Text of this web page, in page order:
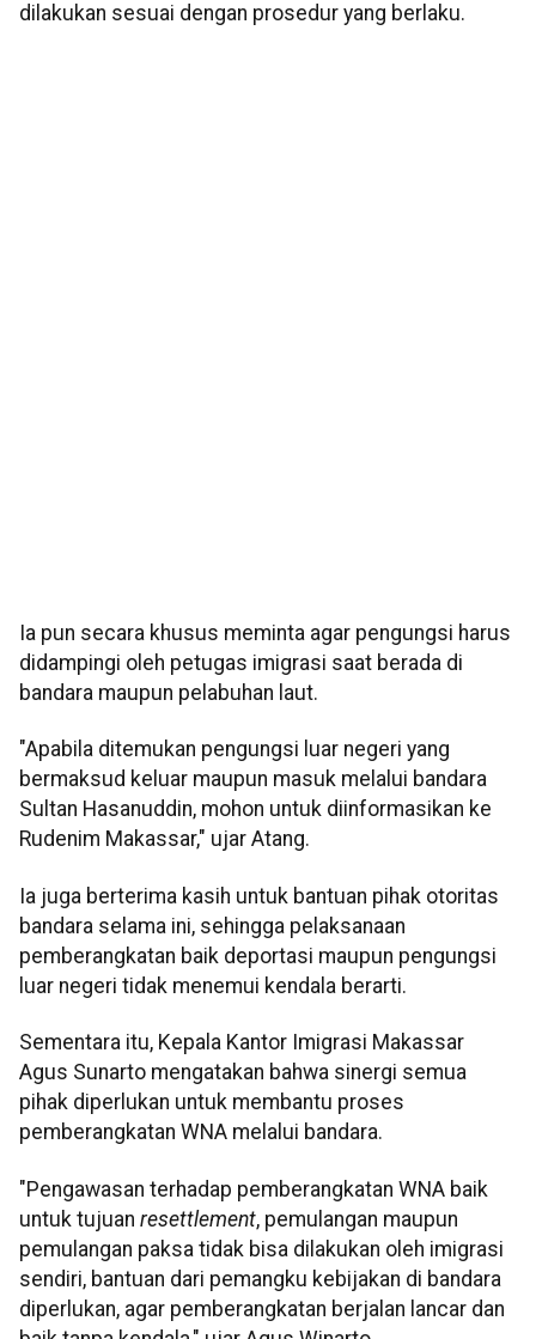
dilakukan sesuai dengan prosedur yang berlaku.
Ia pun secara khusus meminta agar pengungsi harus
didampingi oleh petugas imigrasi saat berada di
bandara maupun pelabuhan laut.
"Apabila ditemukan pengungsi luar negeri yang
bermaksud keluar maupun masuk melalui bandara
Sultan Hasanuddin, mohon untuk diinformasikan ke
Rudenim Makassar," ujar Atang.
Ia juga berterima kasih untuk bantuan pihak otoritas
bandara selama ini, sehingga pelaksanaan
pemberangkatan baik deportasi maupun pengungsi
luar negeri tidak menemui kendala berarti.
Sementara itu, Kepala Kantor Imigrasi Makassar
Agus Sunarto mengatakan bahwa sinergi semua
pihak diperlukan untuk membantu proses
pemberangkatan WNA melalui bandara.
"Pengawasan terhadap pemberangkatan WNA baik
untuk tujuan resettlement, pemulangan maupun
pemulangan paksa tidak bisa dilakukan oleh imigrasi
sendiri, bantuan dari pemangku kebijakan di bandara
diperlukan, agar pemberangkatan berjalan lancar dan